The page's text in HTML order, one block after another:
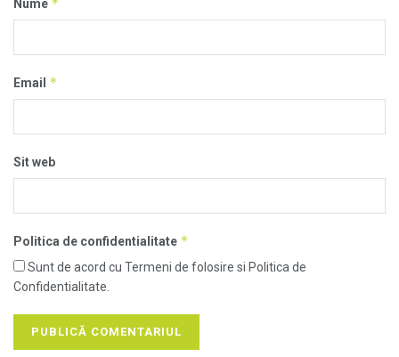
Nume
Email *
Sit web
Politica de confidentialitate *
Sunt de acord cu Termeni de folosire si Politica de
Confidentialitate.